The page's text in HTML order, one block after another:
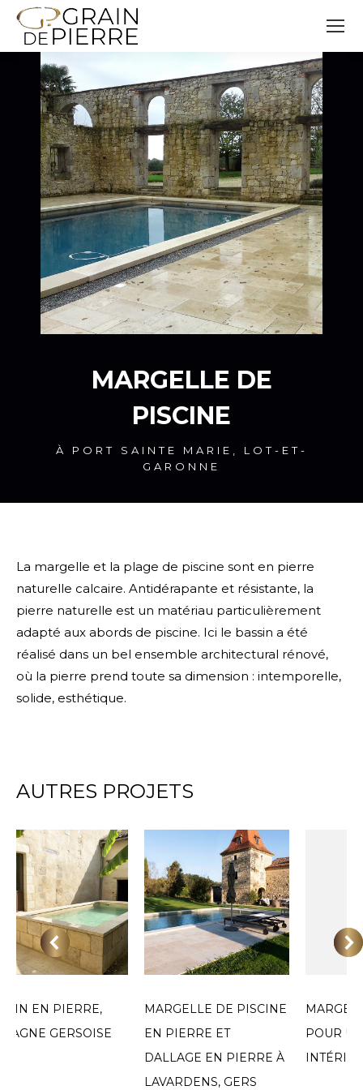
MARGELLE DE
PISCINE
À PORT SAINTE MARIE, LOT-ET-
GARONNE
La margelle et la plage de piscine sont en pierre
naturelle calcaire. Antidérapante et résistante, la
pierre naturelle est un matériau particulièrement
adapté aux abords de piscine. Ici le bassin a été
réalisé dans un bel ensemble architectural rénové,
où la pierre prend toute sa dimension : intemporelle,
solide, esthétique.
AUTRES PROJETS
EN PIERRE,
GERSOISE
MARGELLE DE PISCINE
EN PIERRE ET
DALLAGE EN PIERRE À
LAVARDENS, GERS
POUR